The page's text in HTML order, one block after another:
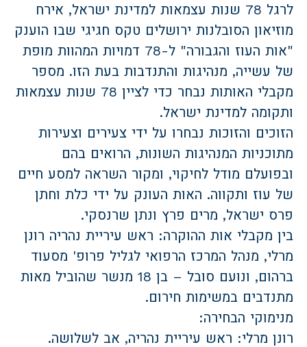
לרגל 78 שנות עצמאות למדינת ישראל, אירח
מוזיאון הסובלנות ירושלים טקס חגיגי שבו הוענק
"אות העוז והגבורה" ל-78 דמויות המהוות מופת
של עשייה, מנהיגות והתנדבות בעת הזו. מספר
מקבלי האותות נבחר כדי לציין 78 שנות עצמאות
ותקומה למדינת ישראל.
הזוכים והזוכות נבחרו על ידי צעירים וצעירות
מתוכניות המנהיגות השונות, הרואים בהם
ובפועלם מודל לחיקוי, ומקור השראה למסע חיים
של עוז ותקווה. האות העונק על ידי כלת וחתן
פרס ישראל, מרים פרץ ונתן שרנסקי.
בין מקבלי אות ההוקרה: ראש עיריית נהריה רונן
מרלי, מנהל המרכז הרפואי לגליל פרופ' מסעוד
ברהום, ונועם סובל – בן 18 מנשר שהוביל מאות
מתנדבים במשימות חירום.
מנימוקי הבחירה:
רונן מרלי: ראש עיריית נהריה, אב לשלושה.